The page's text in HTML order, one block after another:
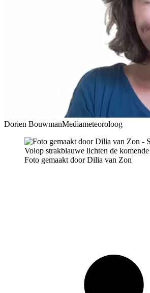
Dorien BouwmanMediameteoroloog
Foto gemaakt door Dilia van Zon